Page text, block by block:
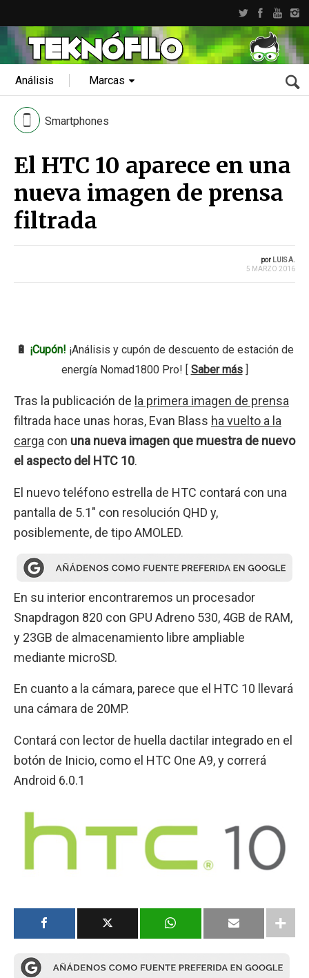
Análisis Marcas
Smartphones
El HTC 10 aparece en una
nueva imagen de prensa
filtrada
por LUIS A.
5 MARZO 2016
🔋 ¡Cupón! ¡Análisis y cupón de descuento de estación de
energía Nomad1800 Pro! [ Saber más]
Tras la publicación de la primera imagen de prensa
filtrada hace unas horas, Evan Blass ha vuelto a la
carga con una nueva imagen que muestra de nuevo
el aspecto del HTC 10.
El nuevo teléfono estrella de HTC contará con una
pantalla de 5.1″ con resolución QHD y,
posiblemente, de tipo AMOLED.
En su interior encontraremos un procesador
Snapdragon 820 con GPU Adreno 530, 4GB de RAM,
y 23GB de almacenamiento libre ampliable
mediante microSD.
En cuanto a la cámara, parece que el HTC 10 llevará
una cámara de 20MP.
Contará con lector de huella dactilar integrado en el
botón de Inicio, como el HTC One A9, y correrá
Android 6.0.1